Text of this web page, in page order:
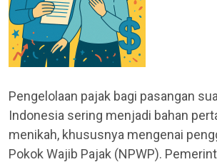
Pengelolaan pajak bagi pasangan
Indonesia sering menjadi bahan
menikah, khususnya mengenai
Pokok Wajib Pajak (NPWP).